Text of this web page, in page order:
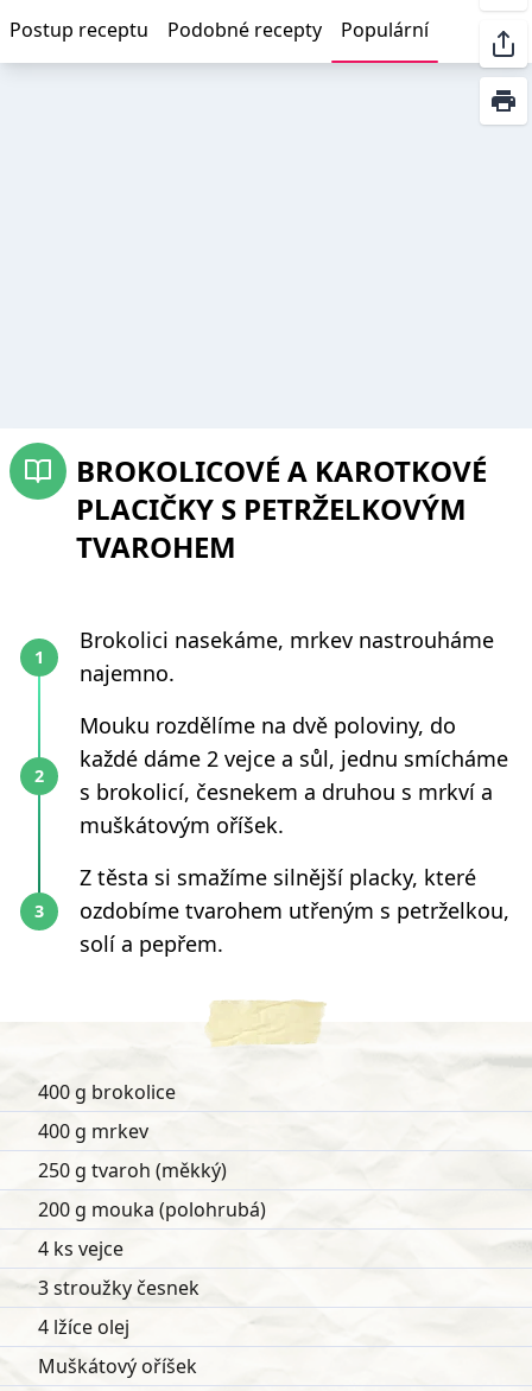
Postup receptu Podobné recepty Populární
BROKOLICOVÉ A KAROTKOVÉ
PLACIČKY S PETRŽELKOVÝM
TVAROHEM
Brokolici nasekáme, mrkev nastrouháme
najemno.
Mouku rozdělíme na dvě poloviny, do
každé dáme 2 vejce a sůl, jednu smícháme
s brokolicí, česnekem a druhou s mrkví a
muškátovým oříšek.
Z těsta si smažíme silnější placky, které
ozdobíme tvarohem utřeným s petrželkou,
solí a pepřem.
400 g brokolice
400 g mrkev
250 g tvaroh (měkký)
200 g mouka (polohrubá)
4 ks vejce
3 stroužky česnek
4 lžíce olej
Muškátový oříšek